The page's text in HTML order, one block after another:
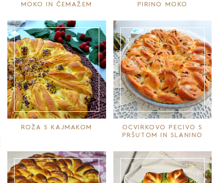
MOKO IN ČEMAŽEM
PIRINO MOKO
ROŽA S KAJMAKOM
OCVIRKOVO PECIVO S
PRŠUTOM IN SLANINO